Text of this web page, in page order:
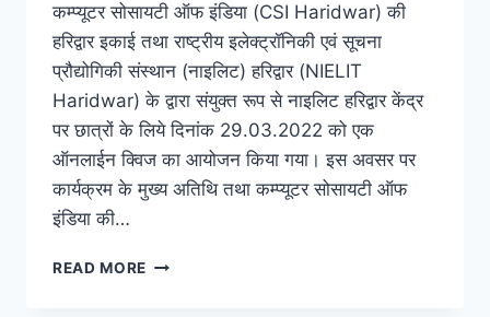
कम्प्यूटर सोसायटी ऑफ इंडिया (CSI Haridwar) की
हरिद्वार इकाई तथा राष्ट्रीय इलेक्ट्रॉनिकी एवं सूचना
प्रौद्योगिकी संस्थान (नाइलिट) हरिद्वार (NIELIT
Haridwar) के द्वारा संयुक्त रूप से नाइलिट हरिद्वार केंद्र
पर छात्रों के लिये दिनांक 29.03.2022 को एक
ऑनलाईन क्विज का आयोजन किया गया। इस अवसर पर
कार्यक्रम के मुख्य अतिथि तथा कम्प्यूटर सोसायटी ऑफ
इंडिया की…
READ MORE CSI